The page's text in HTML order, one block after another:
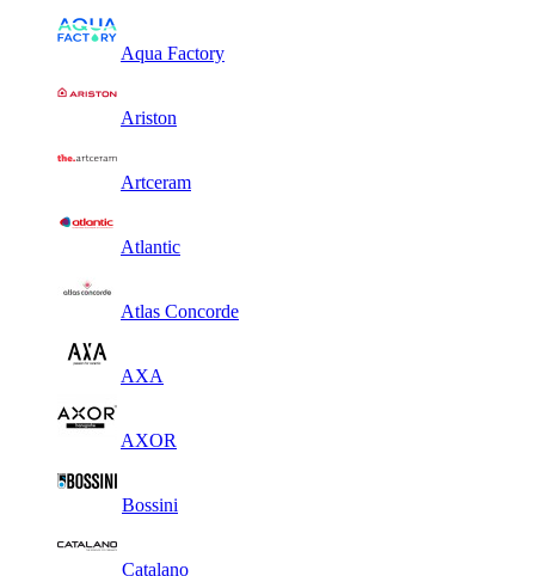
Aqua Factory
Ariston
Artceram
Atlantic
Atlas Concorde
AXA
AXOR
Bossini
Catalano